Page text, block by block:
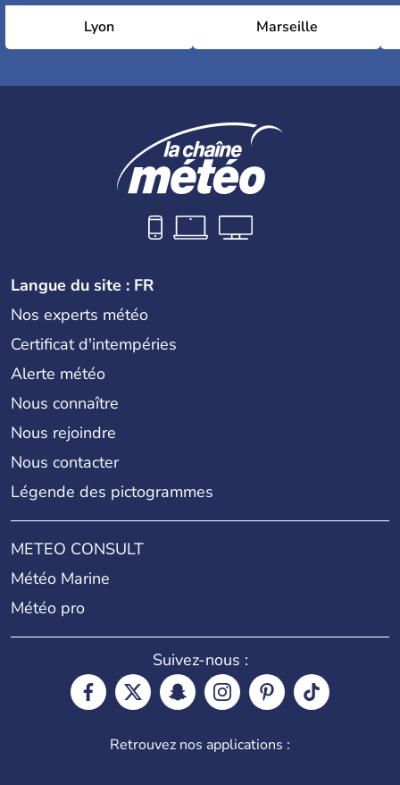
Lyon Marseille
Langue du site : FR
Nos experts météo
Certificat d'intempéries
Alerte météo
Nous connaître
Nous rejoindre
Nous contacter
Légende des pictogrammes
METEO CONSULT
Météo Marine
Météo pro
Suivez-nous :
Retrouvez nos applications :